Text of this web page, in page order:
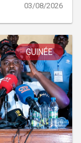
03/08/2026
GUINÉE